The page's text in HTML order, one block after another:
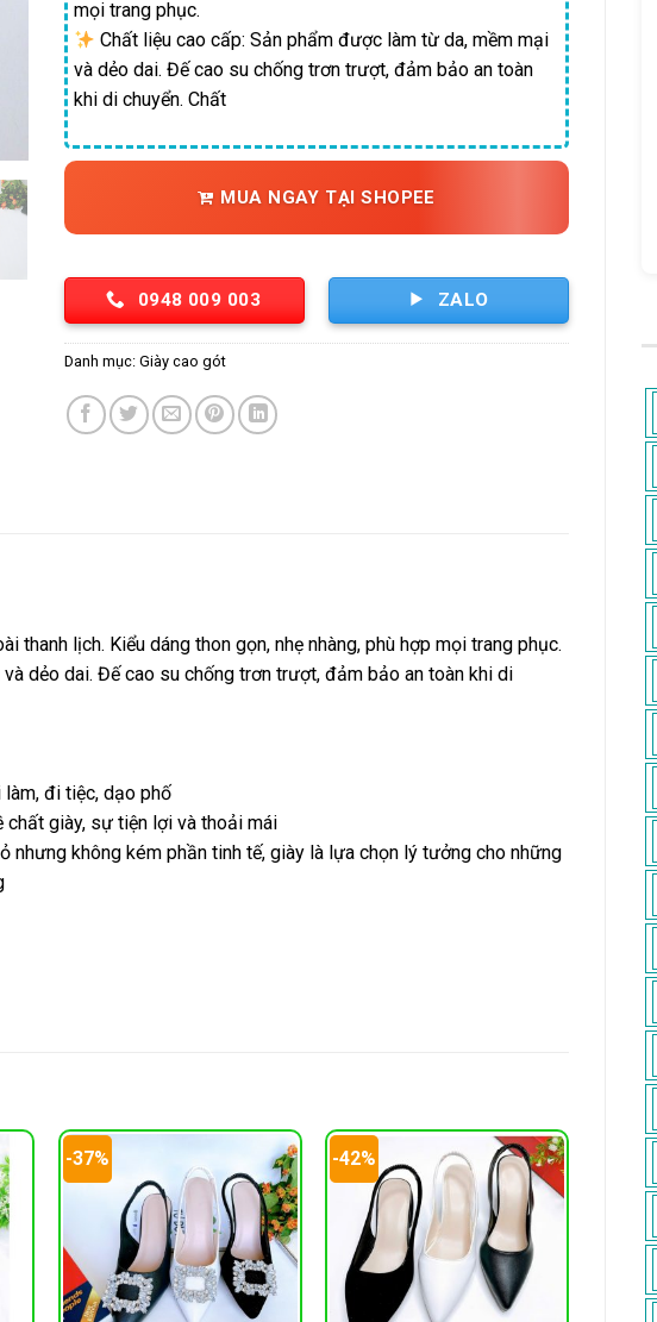
mọi trang phục.
Chất liệu cao cấp: Sản phẩm được làm từ da, mềm mại
và dẻo dai. Đế cao su chống trơn trượt, đảm bảo an toàn
khi di chuyển. Chất
MUA NGAY TẠI SHOPEE
0948 009 003 ZALO
Danh mục:Giày cao gót
thanh lịch. Kiểu dáng thon gọn, nhẹ nhàng, phù hợp mọi trang phục.
dẻo dai. Đế cao su chống trơn trượt, đảm bảo an toàn khi di
đi tiệc, dạo phố
chất giày, sự tiện lợi và thoải mái
nhưng không kém phần tinh tế, giày là lựa chọn lý tưởng cho những
-37% -42%